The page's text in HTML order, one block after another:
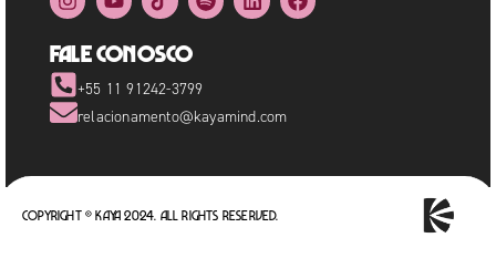
Fale Conosco
+55 11 91242-3799
relacionamento@kayamind.com
Copyright © Kaya 2024. All rights reserved.